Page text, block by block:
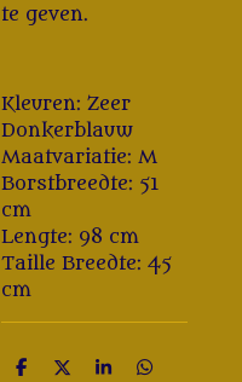
te geven.
Kleuren: Zeer
Donkerblauw
Maatvariatie: M
Borstbreedte: 51
cm
Lengte: 98 cm
Taille Breedte: 45
cm
D
D
S
D